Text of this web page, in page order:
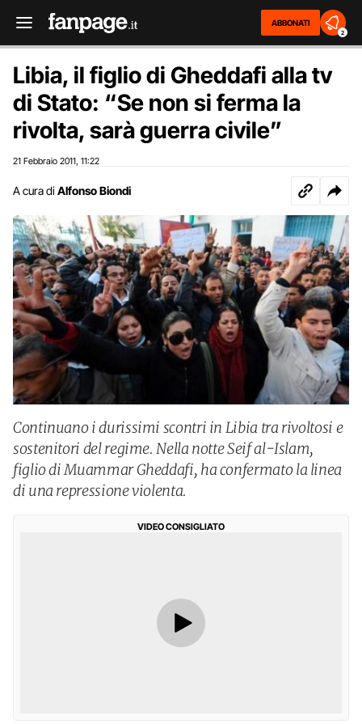
ABBONATI
2
Libia, il figlio di Gheddafi alla tv
di Stato: “Se non si ferma la
rivolta, sarà guerra civile”
21 Febbraio 2011 11:22
A cura di Alfonso Biondi
Continuano i durissimi scontri in Libia tra rivoltosi e
sostenitori del regime. Nella notte Seif al-Islam,
figlio di Muammar Gheddafi, ha confermato la linea
di una repressione violenta.
VIDEO CONSIGLIATO